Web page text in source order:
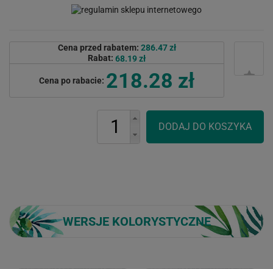
Cena przed rabatem: 286.47 zł
Rabat: 68.19 zł
Cena po rabacie: 218.28 zł
WERSJE KOLORYSTYCZNE